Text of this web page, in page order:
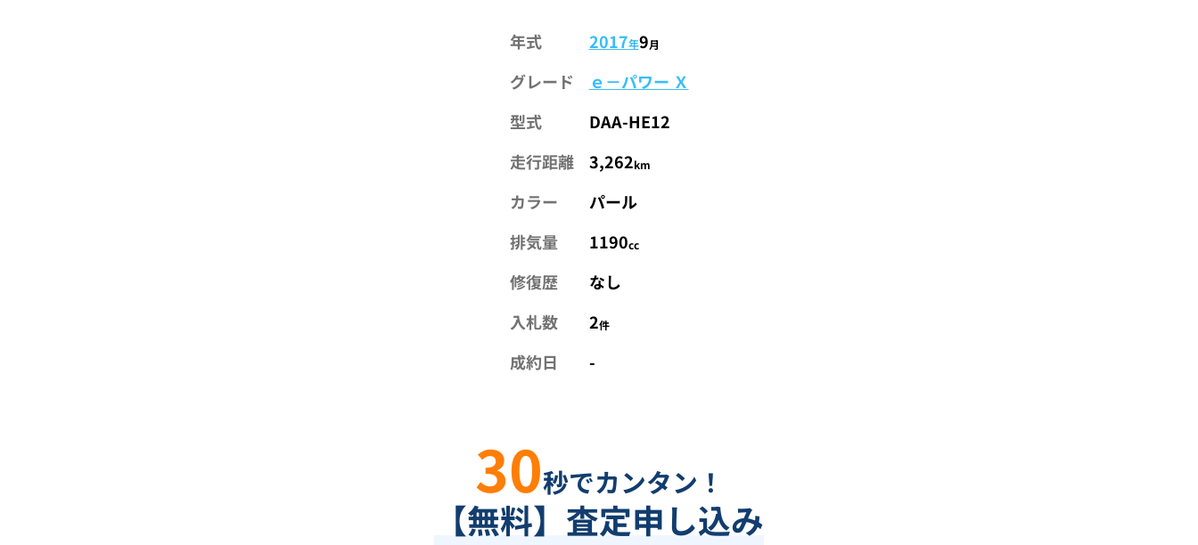
年式 2017年9月
グレード
ｅ－パワー Ｘ
型式
DAA-HE12
走行距離
3,262km
カラー
パール
排気量
1190cc
修復歴
なし
入札数
2件
成約日 -
30秒でカンタン！
【無料】査定申し込み